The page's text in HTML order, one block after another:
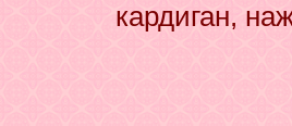
кардиган,